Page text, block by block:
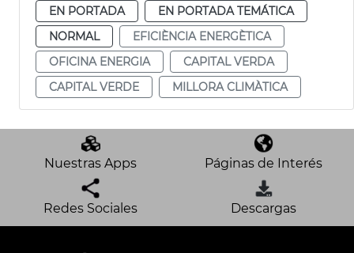
EN PORTADA
EN PORTADA TEMÁTICA
NORMAL
EFICIÈNCIA ENERGÈTICA
OFICINA ENERGIA
CAPITAL VERDA
CAPITAL VERDE
MILLORA CLIMÀTICA
Nuestras Apps Páginas de Interés
Redes Sociales Descargas